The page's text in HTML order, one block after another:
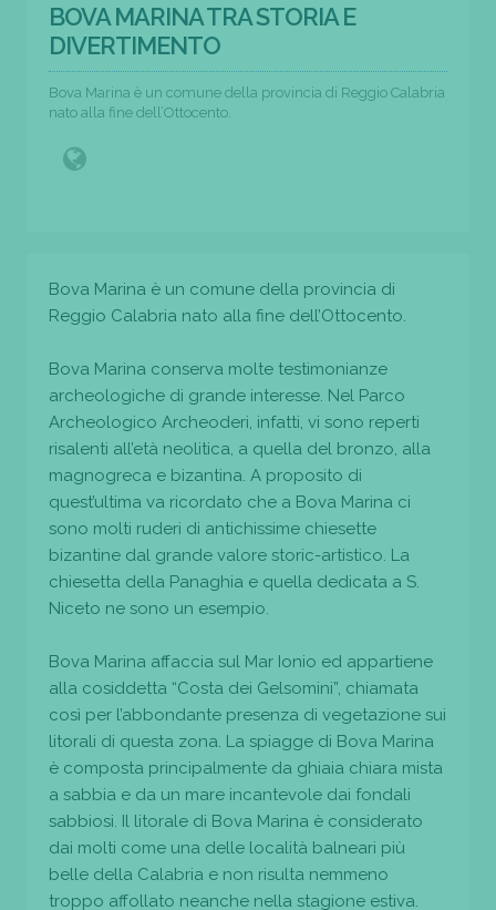
BOVA MARINA TRA STORIA E
DIVERTIMENTO
Bova Marina è un comune della provincia di Reggio Calabria
nato alla fine dell’Ottocento.
Bova Marina è un comune della provincia di
Reggio Calabria nato alla fine dell’Ottocento.
Bova Marina conserva molte testimonianze
archeologiche di grande interesse. Nel Parco
Archeologico Archeoderi, infatti, vi sono reperti
risalenti all’età neolitica, a quella del bronzo, alla
magnogreca e bizantina. A proposito di
quest’ultima va ricordato che a Bova Marina ci
sono molti ruderi di antichissime chiesette
bizantine dal grande valore storic-artistico. La
chiesetta della Panaghia e quella dedicata a S.
Niceto ne sono un esempio.
Bova Marina affaccia sul Mar Ionio ed appartiene
alla cosiddetta “Costa dei Gelsomini”, chiamata
così per l’abbondante presenza di vegetazione sui
litorali di questa zona. La spiagge di Bova Marina
è composta principalmente da ghiaia chiara mista
a sabbia e da un mare incantevole dai fondali
sabbiosi. Il litorale di Bova Marina è considerato
dai molti come una delle località balneari più
belle della Calabria e non risulta nemmeno
troppo affollato neanche nella stagione estiva.